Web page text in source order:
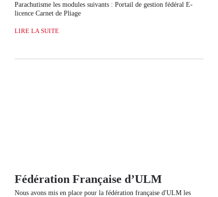
Parachutisme les modules suivants : Portail de gestion fédéral E-
licence Carnet de Pliage
LIRE LA SUITE
Fédération Française d’ULM
Nous avons mis en place pour la fédération française d'ULM les